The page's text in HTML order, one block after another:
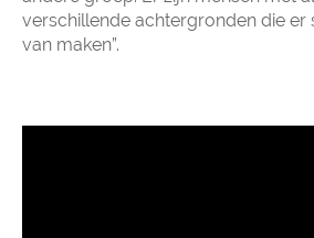
verschillende achtergronden die er
van maken”.